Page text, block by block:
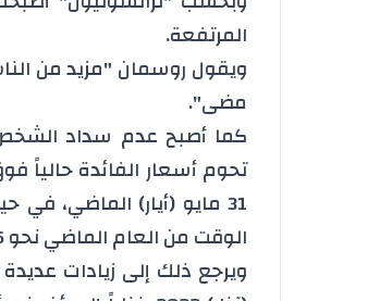
المرتفعة.
ويقول روسمان "مزيد من
مضى".
كما أصبح عدم سداد الشخص
31 مايو (أيار) الماضي،
الوقت من العام الماضي نحو 16 في المئة في المتوسط.
ويرجع ذلك إلى زيادات